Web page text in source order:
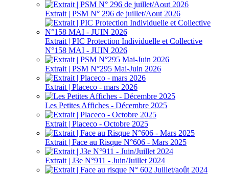
Extrait | PSM N° 296 de juillet/Aout 2026
Extrait | PIC Protection Individuelle et Collective
N°158 MAI - JUIN 2026
Extrait | PSM N°295 Mai-Juin 2026
Extrait | Placeco - mars 2026
Les Petites Affiches - Décembre 2025
Extrait | Placeco - Octobre 2025
Extrait | Face au Risque N°606 - Mars 2025
Extrait | J3e N°911 - Juin/Juillet 2024